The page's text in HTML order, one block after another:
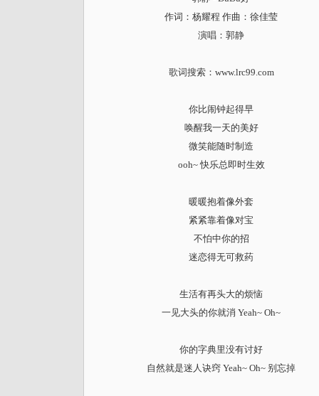
作词：杨耀程 作曲：徐佳莹
演唱：郭静
歌词搜索：www.lrc99.com
你比闹钟起得早
唤醒我一天的美好
微笑能随时制造
ooh~ 快乐总即时生效
暖暖抱着像外套
紧紧靠着像对宝
不怕中你的招
迷恋得无可救药
生活有再头大的烦恼
一见大头的你就消 Yeah~ Oh~
你的字典里没有讨好
自然就是迷人诀窍 Yeah~ Oh~ 别忘掉